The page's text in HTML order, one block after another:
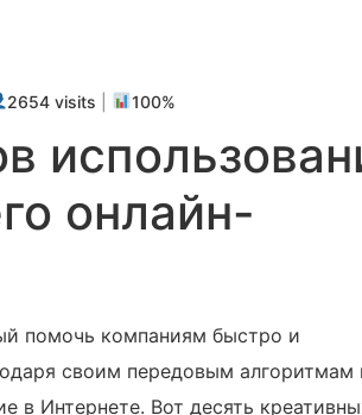
2654 visits 100%
онлайн-
помочь компаниям быстро и
своим передовым алгоритмам
в Интернете. Вот десять